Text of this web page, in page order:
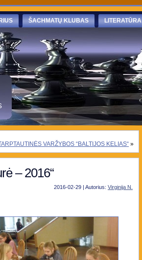
ŠACHMATŲ KLUBAS LITERATŪRA
VARŽYBOS “BALTIJOS KELIAS“ »
– 2016“
2016-02-29 | Autorius: Virginija N.